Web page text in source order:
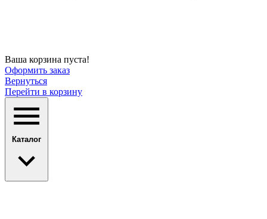
Ваша корзина пуста!
Оформить заказ
Вернуться
Перейти в корзину
Каталог